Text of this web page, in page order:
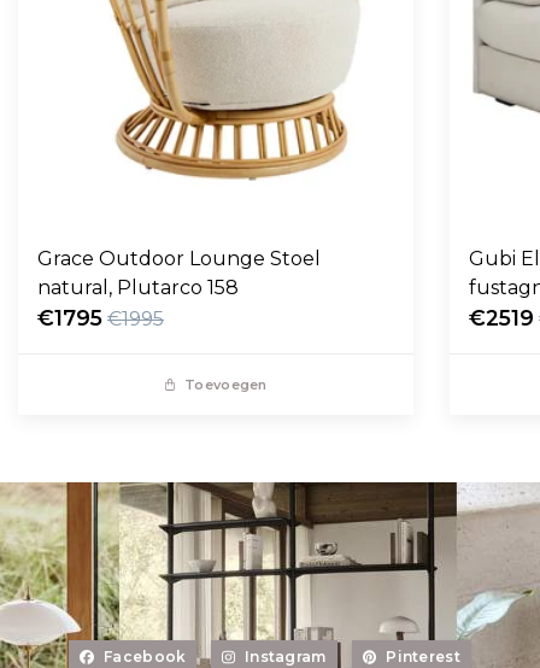
Grace Outdoor Lounge Stoel
natural, Plutarco 158
€1795 €1995
Toevoegen
Gubi
€2519
Facebook Instagram Pinterest